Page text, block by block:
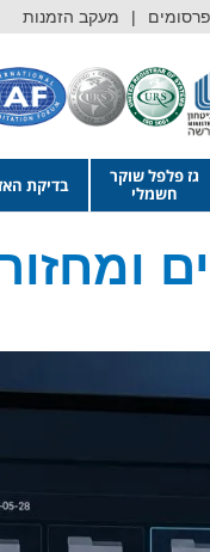
פרסומים מעקב הזמנות
גז פלפל שוקר
חשמלי
בדיקת